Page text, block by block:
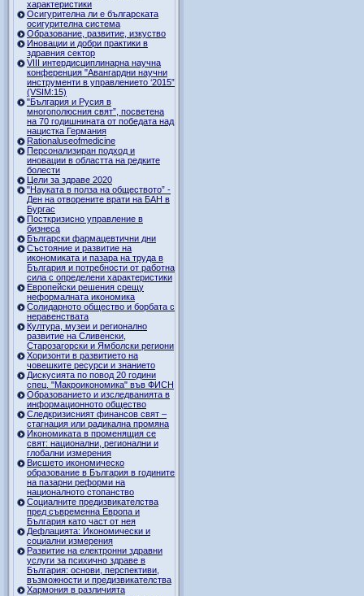
характеристики
Осигурителна ли е българската
осигурителна система
Образование, развитие, изкуство
Иновации и добри практики в
здравния сектор
VIII интердисциплинарна научна
конференция "Авангардни научни
инструменти в управлението ‘2015”
(VSIM:15)
"България и Русия в
многополюсния свят”, посветена
на 70 годишнината от победата над
нацистка Германия
Rationaluseofmedicine
Персонализиран подход и
иновации в областта на редките
болести
Цели за здраве 2020
"Науката в полза на обществото” -
Ден на отворените врати на БАН в
Бургас
Посткризисно управление в
бизнеса
Български фармацевтични дни
Състояние и развитие на
икономиката и пазара на труда в
България и потребности от работна
сила с определени характеристики
Европейски решения срещу
неформалната икономика
Солидарното общество и борбата с
неравенствата
Култура, музеи и регионално
развитие на Сливенски,
Старозагорски и Ямболски региони
Хоризонти в развитието на
човешките ресурси и знанието
Дискусията по повод 20 години
спец. "Макроикономика" във ФИСН
Образованието и изследванията в
информационното общество
Следкризисният финансов свят –
стагнация или радикална промяна
Икономиката в променящия се
свят: национални, регионални и
глобални измерения
Висшето икономическо
образование в България в годините
на пазарни реформи на
националното стопанство
Социалните предизвикателства
пред съвременна Европа и
България като част от нея
Дефлацията: Икономически и
социални измерения
Развитие на електронни здравни
услуги за психично здраве в
България: основи, перспективи,
възможности и предизвикателства
Хармония в различията